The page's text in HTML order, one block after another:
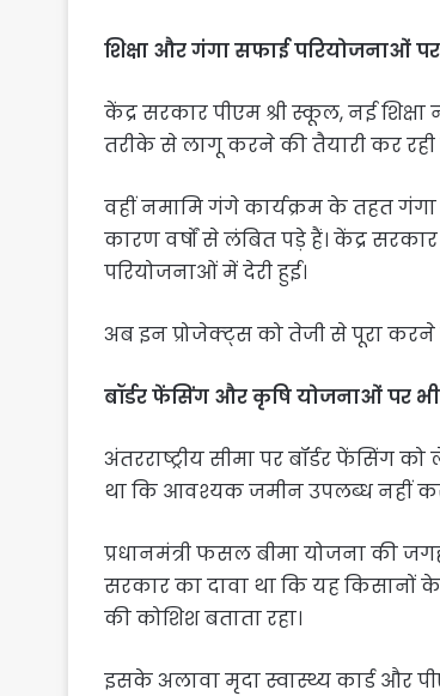
शिक्षा और गंगा सफाई परियोजनाओं
केंद्र सरकार पीएम श्री स्कूल, नई शिक्षा
तरीके से लागू करने की तैयारी कर रही
वहीं नमामि गंगे कार्यक्रम के तहत
कारण वर्षों से लंबित पड़े हैं। केंद्र
परियोजनाओं में देरी हुई।
अब इन प्रोजेक्ट्स को तेजी से पूरा करने
बॉर्डर फेंसिंग और कृषि योजनाओं पर
अंतरराष्ट्रीय सीमा पर बॉर्डर फेंसिंग
था कि आवश्यक जमीन उपलब्ध नहीं
प्रधानमंत्री फसल बीमा योजना की
सरकार का दावा था कि यह किसानों
की कोशिश बताता रहा।
इसके अलावा मृदा स्वास्थ्य कार्ड और